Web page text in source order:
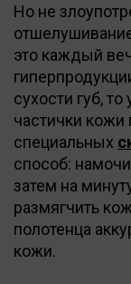
Но не
это каждый
сухости губ,
частички
специальных
способ:
затем на
размягчить
полотенца
кожи.